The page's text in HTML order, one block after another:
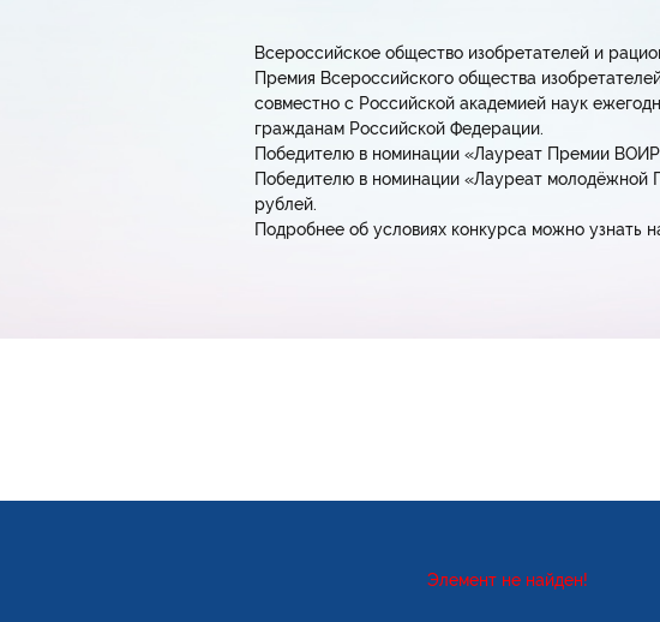
Всероссийское общество изобретателей и
Премия Всероссийского общества
совместно с Российской академией наук
гражданам Российской Федерации.
Победителю в номинации «Лауреат Премии
Победителю в номинации «Лауреат
рублей.
Подробнее об условиях конкурса можно узнать
Элемент не найден!